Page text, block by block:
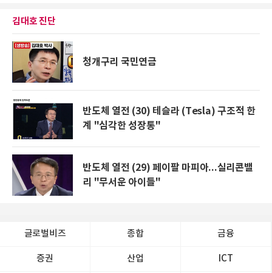
김대호 진단
청개구리 국민연금
반도체 열전 (30) 테슬라 (Tesla) 구조적 한
계 "심각한 성장통"
반도체 열전 (29) 페이팔 마피아...실리콘밸
리 "무서운 아이들"
글로벌비즈 종합 금융
증권 산업 ICT